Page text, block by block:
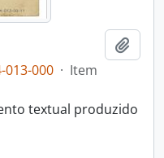
013-000 · Item
textual produzido